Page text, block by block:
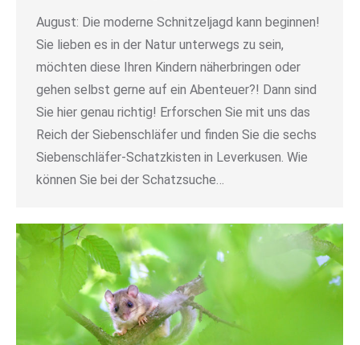
August: Die moderne Schnitzeljagd kann beginnen!
Sie lieben es in der Natur unterwegs zu sein,
möchten diese Ihren Kindern näherbringen oder
gehen selbst gerne auf ein Abenteuer?! Dann sind
Sie hier genau richtig! Erforschen Sie mit uns das
Reich der Siebenschläfer und finden Sie die sechs
Siebenschläfer-Schatzkisten in Leverkusen. Wie
können Sie bei der Schatzsuche…